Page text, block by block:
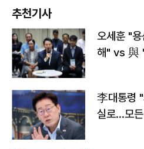
추천기사
오세훈 "
해" vs 與
李대통령
실로…모